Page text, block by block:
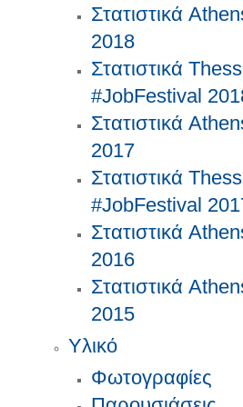
Στατιστικά
2018
Στατιστικά
#JobFestival
Στατιστικά
2017
Στατιστικά
#JobFestival
Στατιστικά
2016
Στατιστικά
2015
Υλικό
Φωτογραφίες